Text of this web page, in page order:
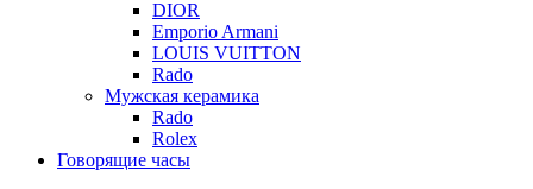
DIOR
Emporio Armani
LOUIS VUITTON
Rado
Мужская керамика
Rado
Rolex
Говорящие часы